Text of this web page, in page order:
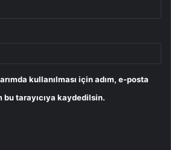
kullanılması için adım, e-posta
tarayıcıya kaydedilsin.